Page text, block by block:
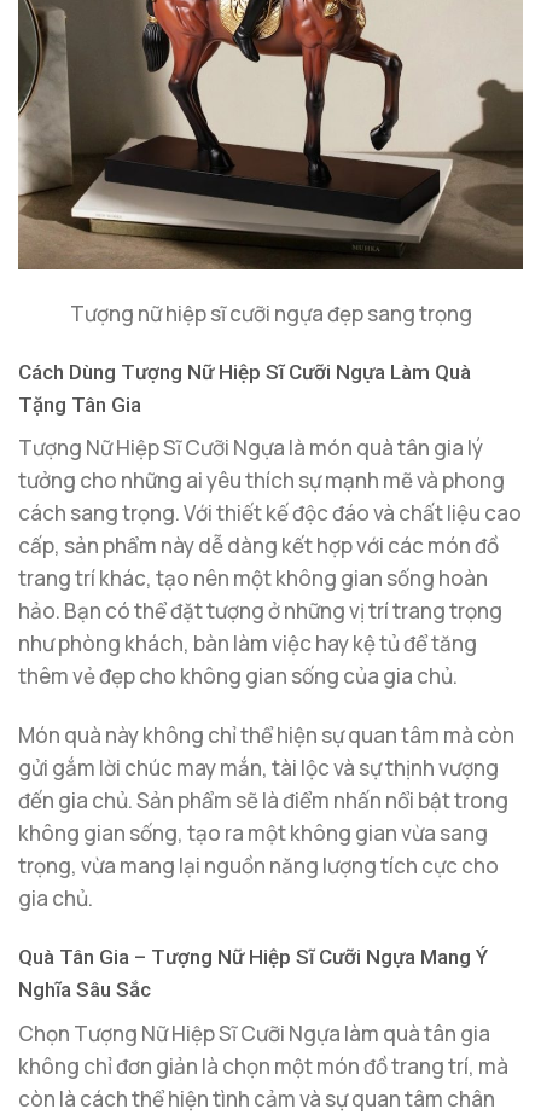
Tượng nữ hiệp sĩ cưỡi ngựa đẹp sang trọng
Cách Dùng Tượng Nữ Hiệp Sĩ Cưỡi Ngựa Làm Quà
Tặng Tân Gia
Tượng Nữ Hiệp Sĩ Cưỡi Ngựa là món quà tân gia lý
tưởng cho những ai yêu thích sự mạnh mẽ và phong
cách sang trọng. Với thiết kế độc đáo và chất liệu cao
cấp, sản phẩm này dễ dàng kết hợp với các món đồ
trang trí khác, tạo nên một không gian sống hoàn
hảo. Bạn có thể đặt tượng ở những vị trí trang trọng
như phòng khách, bàn làm việc hay kệ tủ để tăng
thêm vẻ đẹp cho không gian sống của gia chủ.
Món quà này không chỉ thể hiện sự quan tâm mà còn
gửi gắm lời chúc may mắn, tài lộc và sự thịnh vượng
đến gia chủ. Sản phẩm sẽ là điểm nhấn nổi bật trong
không gian sống, tạo ra một không gian vừa sang
trọng, vừa mang lại nguồn năng lượng tích cực cho
gia chủ.
Quà Tân Gia – Tượng Nữ Hiệp Sĩ Cưỡi Ngựa Mang Ý
Nghĩa Sâu Sắc
Chọn Tượng Nữ Hiệp Sĩ Cưỡi Ngựa làm quà tân gia
không chỉ đơn giản là chọn một món đồ trang trí, mà
còn là cách thể hiện tình cảm và sự quan tâm chân